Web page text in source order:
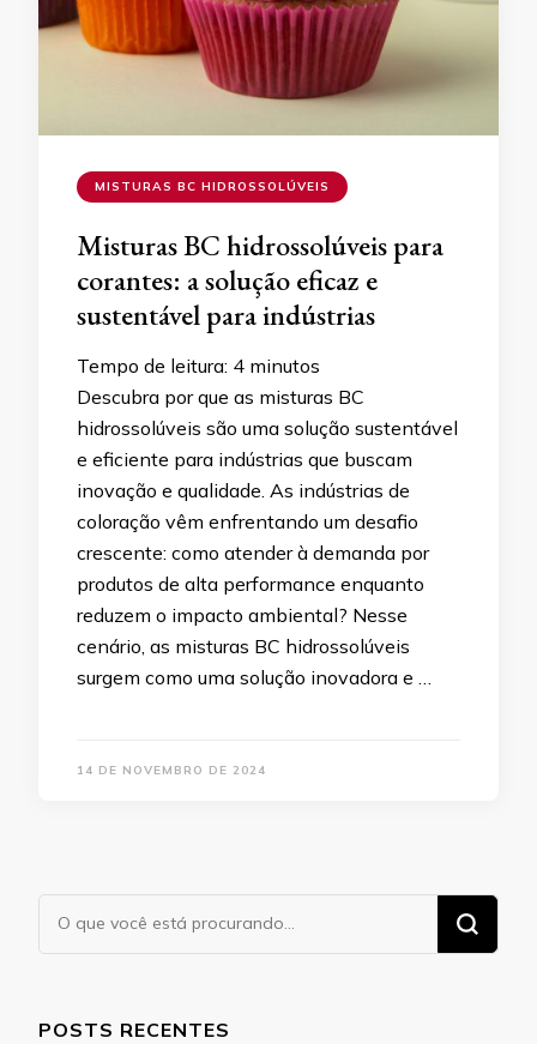
MISTURAS BC HIDROSSOLÚVEIS
Misturas BC hidrossolúveis para
corantes: a solução eficaz e
sustentável para indústrias
Tempo de leitura: 4 minutos
Descubra por que as misturas BC
hidrossolúveis são uma solução sustentável
e eficiente para indústrias que buscam
inovação e qualidade. As indústrias de
coloração vêm enfrentando um desafio
crescente: como atender à demanda por
produtos de alta performance enquanto
reduzem o impacto ambiental? Nesse
cenário, as misturas BC hidrossolúveis
surgem como uma solução inovadora e …
14 DE NOVEMBRO DE 2024
Procurando
algo?
POSTS RECENTES